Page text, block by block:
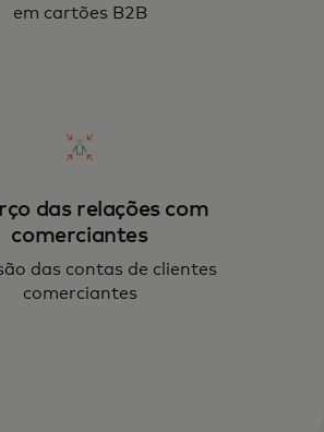
em cartões B2B
das relações com
comerciantes
das contas de clientes
comerciantes